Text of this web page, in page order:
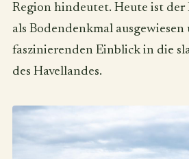
Region hindeutet. Heute ist der
als Bodendenkmal
faszinierenden Einblick in die
des Havellandes.